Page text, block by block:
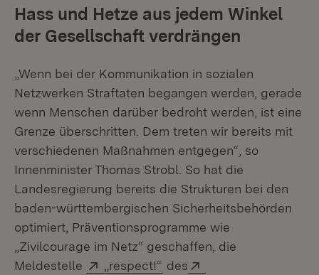
Hass und Hetze aus jedem Winkel
der Gesellschaft verdrängen
„Wenn bei der Kommunikation in sozialen
Netzwerken Straftaten begangen werden, gerade
wenn Menschen darüber bedroht werden, ist eine
Grenze überschritten. Dem treten wir bereits mit
verschiedenen Maßnahmen entgegen“, so
Innenminister Thomas Strobl. So hat die
Landesregierung bereits die Strukturen bei den
baden-württembergischen Sicherheitsbehörden
optimiert, Präventionsprogramme wie
„Zivilcourage im Netz“ geschaffen, die
Meldestelle
Extern:
„respect!“ (Öffnet in neuem Fenster)
des